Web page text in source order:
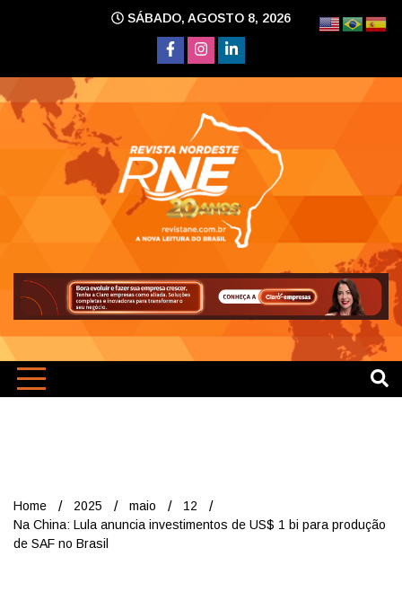
SÁBADO, AGOSTO 8, 2026
Home 2025 maio
12
Na China: Lula anuncia investimentos de US$ 1 bi para produção
de SAF no Brasil